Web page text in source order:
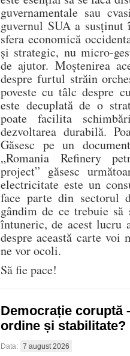
guvernamentale sau
guvernul SUA a susținut
sfera economică
și strategic, nu micro-
de ajutor. Moștenirea
despre furtul străin
poveste cu tâlc despre
este decuplată de o
poate facilita
dezvoltarea durabilă.
Găsesc pe un
„Romania Refinery
project” găsesc
electricitate este un
face parte din sectorul
gândim de ce trebuie
întuneric, de acest lucru
despre această carte voi
ne vor ocoli.
Să fie pace!
Democrație coruptă
ordine și stabilitate?
Data: 7 august 2026